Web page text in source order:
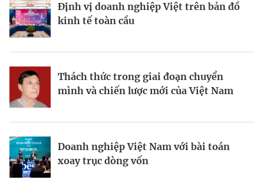
Định vị doanh nghiệp Việt trên bản đồ
kinh tế toàn cầu
Thách thức trong giai đoạn chuyển
mình và chiến lược mới của Việt Nam
Doanh nghiệp Việt Nam với bài toán
xoay trục dòng vốn
Bất động sản công nghiệp xanh: sức
mạnh từ công nghệ và vốn
Từ hài hòa đến hưng thịnh: Phụ nữ
trong tầm nhìn kinh tế của Canada tại
Siêu dự án tìm bệ phóng khi xoay trục
tăng trưởng
Bà Đặng Minh Phương: Mạnh dạn đón
cơ hội, tạo dấu ấn mới
Viết lại chiến lược kinh doanh trong
thời đại bất định
Vũng Tàu – “điểm tựa vịnh biển” để
TP.HCM vươn tầm châu Á